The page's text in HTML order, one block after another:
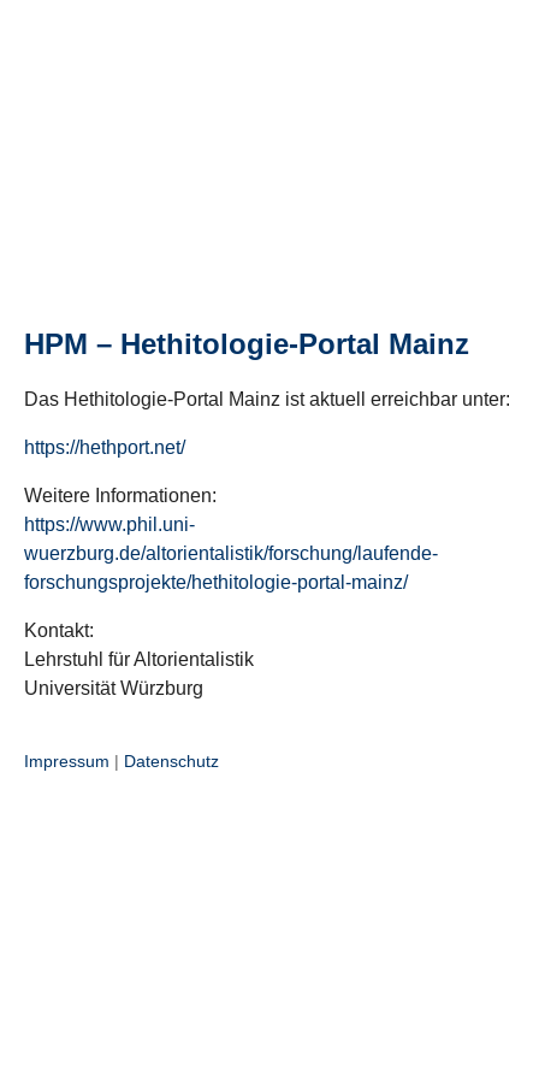
HPM – Hethitologie-Portal Mainz
Das Hethitologie-Portal Mainz ist aktuell erreichbar unter:
https://hethport.net/
Weitere Informationen:
https://www.phil.uni-
wuerzburg.de/altorientalistik/forschung/laufende-
forschungsprojekte/hethitologie-portal-mainz/
Kontakt:
Lehrstuhl für Altorientalistik
Universität Würzburg
Impressum | Datenschutz